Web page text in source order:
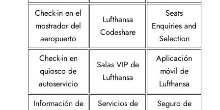
Check-in en el
mostrador del
aeropuerto
Lufthansa
Codeshare
Seats
Enquiries and
Selection
Check-in en
quiosco de
autoservicio
Salas VIP de
Lufthansa
Aplicación
móvil de
Lufthansa
Información de
Servicios de
Seguro de